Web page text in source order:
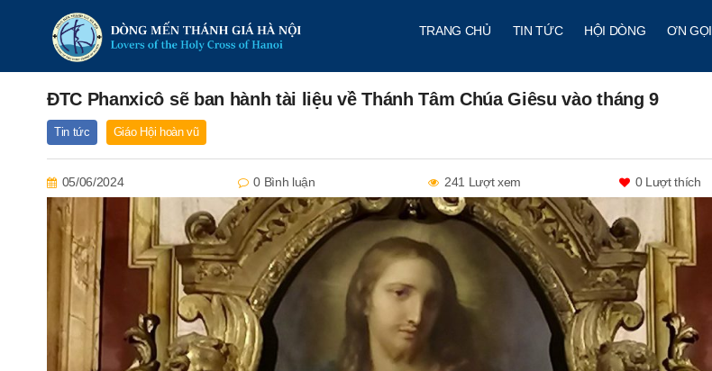
TRANG CHỦ TIN TỨC HỘI DÒNG ƠN GỌI
ĐTC Phanxicô sẽ ban hành tài liệu về Thánh Tâm Chúa Giêsu vào tháng 9
Tin tức Giáo Hội hoàn vũ
05/06/2024 0 Bình luận 241 Lượt xem 0Lượt thích